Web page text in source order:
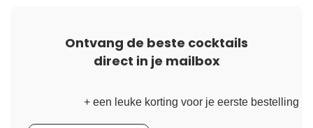
Ontvang de beste cocktails
direct in je mailbox
+ een leuke korting voor je eerste bestelling